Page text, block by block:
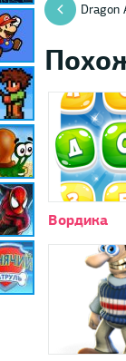
Dragon
Вордика